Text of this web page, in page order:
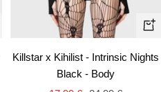
Killstar x Kihilist - Intrinsic Nights
Black - Body